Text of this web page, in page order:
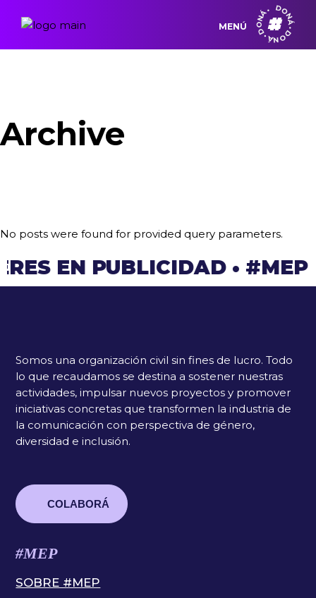
MENÚ DONÁ • DONÁ • DONÁ •
Archive
No posts were found for provided query parameters.
EN PUBLICIDAD • #MEP
Somos una organización civil sin fines de lucro. Todo
lo que recaudamos se destina a sostener nuestras
actividades, impulsar nuevos proyectos y promover
iniciativas concretas que transformen la industria de
la comunicación con perspectiva de género,
diversidad e inclusión.
COLABORÁ
#MEP
SOBRE #MEP